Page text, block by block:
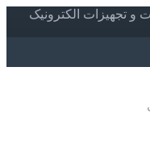
تجهیزات الکترونیک